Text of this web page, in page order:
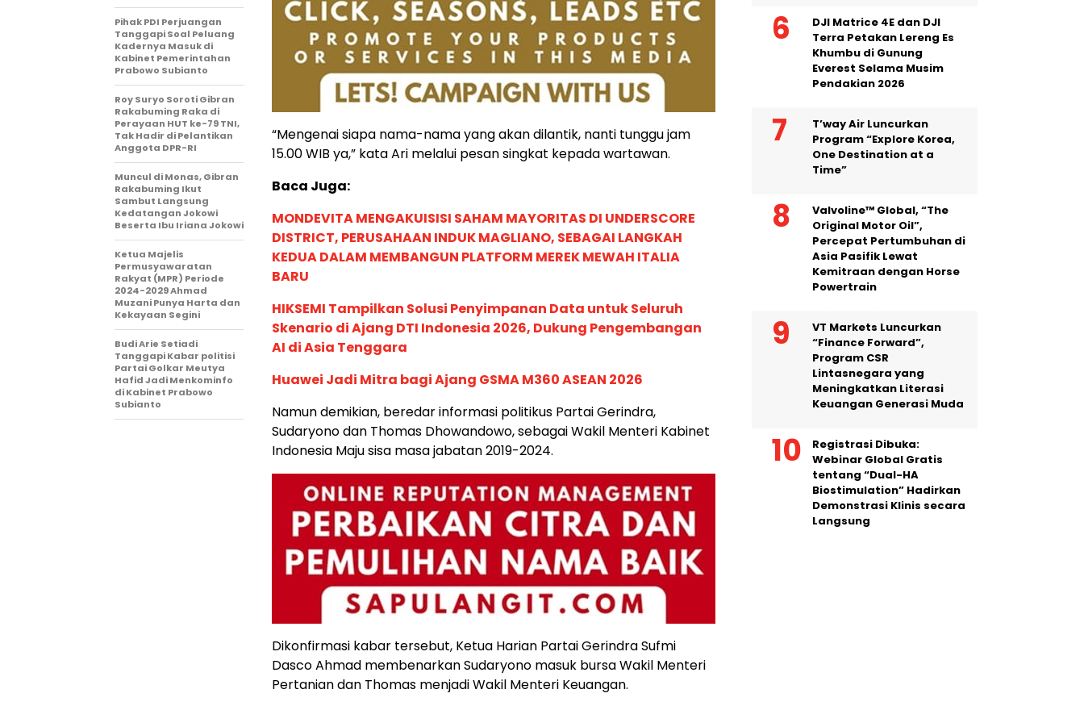
“Mengenai siapa nama-nama yang akan dilantik, nanti tunggu jam
15.00 WIB ya,” kata Ari melalui pesan singkat kepada wartawan.
Baca Juga:
MONDEVITA MENGAKUISISI SAHAM MAYORITAS DI UNDERSCORE
DISTRICT, PERUSAHAAN INDUK MAGLIANO, SEBAGAI LANGKAH
KEDUA DALAM MEMBANGUN PLATFORM MEREK MEWAH ITALIA
BARU
HIKSEMI Tampilkan Solusi Penyimpanan Data untuk Seluruh
Skenario di Ajang DTI Indonesia 2026, Dukung Pengembangan
AI di Asia Tenggara
Huawei Jadi Mitra bagi Ajang GSMA M360 ASEAN 2026
Namun demikian, beredar informasi politikus Partai Gerindra,
Sudaryono dan Thomas Dhowandowo, sebagai Wakil Menteri Kabinet
Indonesia Maju sisa masa jabatan 2019-2024.
Dikonfirmasi kabar tersebut, Ketua Harian Partai Gerindra Sufmi
Dasco Ahmad membenarkan Sudaryono masuk bursa Wakil Menteri
Pertanian dan Thomas menjadi Wakil Menteri Keuangan.
Pihak PDI Perjuangan
Tanggapi Soal Peluang
Kadernya Masuk di
Kabinet Pemerintahan
Prabowo Subianto
Roy Suryo Soroti Gibran
Rakabuming Raka di
Perayaan HUT ke-79 TNI,
Tak Hadir di Pelantikan
Anggota DPR-RI
Muncul di Monas, Gibran
Rakabuming Ikut
Sambut Langsung
Kedatangan Jokowi
Beserta Ibu Iriana Jokowi
Ketua Majelis
Permusyawaratan
Rakyat (MPR) Periode
2024-2029 Ahmad
Muzani Punya Harta dan
Kekayaan Segini
Budi Arie Setiadi
Tanggapi Kabar politisi
Partai Golkar Meutya
Hafid Jadi Menkominfo
di Kabinet Prabowo
Subianto
DJI Matrice 4E dan DJI
Terra Petakan Lereng Es
Khumbu di Gunung
Everest Selama Musim
Pendakian 2026
T’way Air Luncurkan
Program “Explore Korea,
One Destination at a
Time”
Valvoline™ Global, “The
Original Motor Oil”,
Percepat Pertumbuhan di
Asia Pasifik Lewat
Kemitraan dengan Horse
Powertrain
VT Markets Luncurkan
“Finance Forward”,
Program CSR
Lintasnegara yang
Meningkatkan Literasi
Keuangan Generasi Muda
Registrasi Dibuka:
Webinar Global Gratis
tentang “Dual-HA
Biostimulation” Hadirkan
Demonstrasi Klinis secara
Langsung